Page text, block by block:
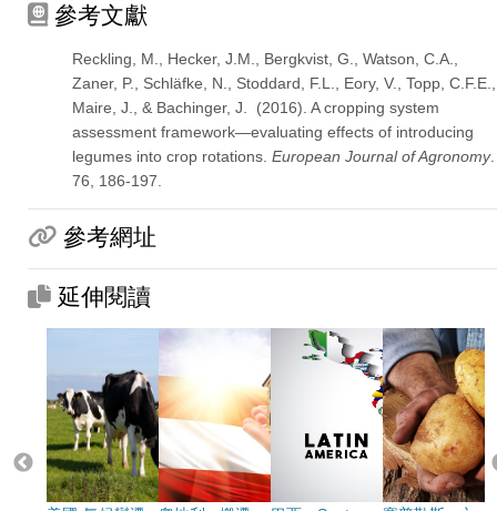
參考文獻
Reckling, M., Hecker, J.M., Bergkvist, G., Watson, C.A.,
Zaner, P., Schläfke, N., Stoddard, F.L., Eory, V., Topp, C.F.E.,
Maire, J., & Bachinger, J. (2016). A cropping system
assessment framework—evaluating effects of introducing
legumes into crop rotations. European Journal of Agronomy.
76, 186-197.
參考網址
延伸閱讀